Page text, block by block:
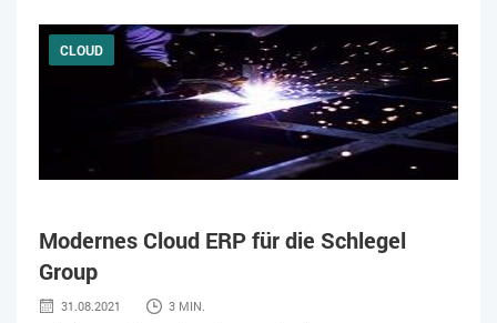
CLOUD
Modernes Cloud ERP für die Schlegel
Group
31.08.2021 3 MIN.